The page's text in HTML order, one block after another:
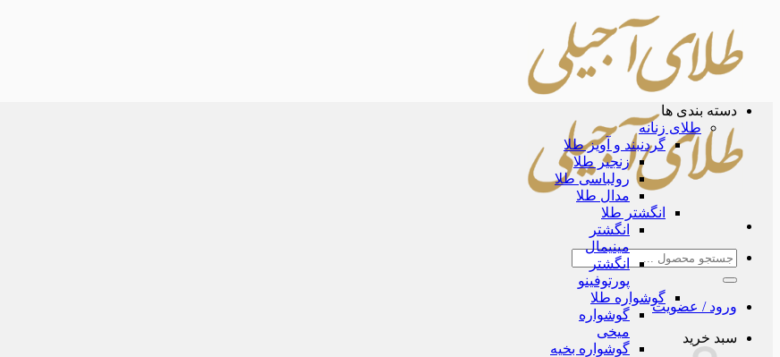
جستجو
ورود / عضویت
سبد خرید
دسته بندی ها
طلای زنانه
گردنبند و آویز طلا
زنجیر طلا
رولباسی طلا
مدال طلا
انگشتر طلا
انگشتر
مینیمال
انگشتر
پورتوفینو
گوشواره طلا
گوشواره
میخی
گوشواره بخیه